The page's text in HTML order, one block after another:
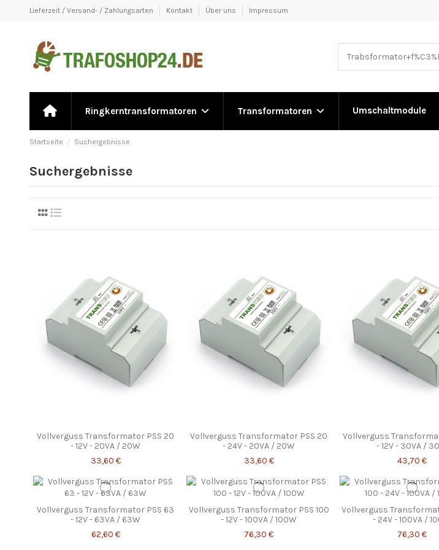
Lieferzeit / Versand- / Zahlungsarten Kontakt Über uns Impressum
Ringkerntransformatoren Transformatoren Umschaltmodule
Startseite Suchergebnisse
Suchergebnisse
Vollverguss Transformator PSS 20
- 12V - 20VA / 20W
33,60 €
Vollverguss Transformator PSS 20
- 24V - 20VA / 20W
33,60 €
Vollverguss
- 12V - 30VA /
43,70 €
Vollverguss Transformator PSS 63
- 12V - 63VA / 63W
62,60 €
Vollverguss Transformator PSS 100
- 12V - 100VA / 100W
76,30 €
Vollverguss
- 24V - 100VA /
76,30 €